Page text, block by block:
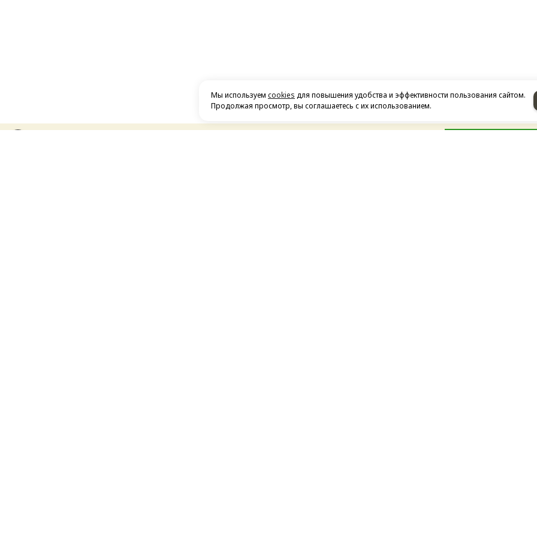
Мы используем cookies для повышения удобства и эффективности пользования сайтом.
Продолжая просмотр, вы соглашаетесь с их использованием.